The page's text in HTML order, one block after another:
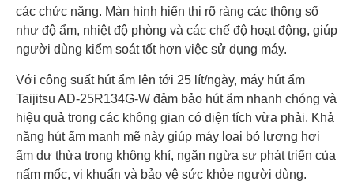
các chức năng. Màn hình hiển thị rõ ràng các thông số
như độ ẩm, nhiệt độ phòng và các chế độ hoạt động, giúp
người dùng kiểm soát tốt hơn việc sử dụng máy.
Với công suất hút ẩm lên tới 25 lít/ngày, máy hút ẩm
Taijitsu AD-25R134G-W đảm bảo hút ẩm nhanh chóng và
hiệu quả trong các không gian có diện tích vừa phải. Khả
năng hút ẩm mạnh mẽ này giúp máy loại bỏ lượng hơi
ẩm dư thừa trong không khí, ngăn ngừa sự phát triển của
nấm mốc, vi khuẩn và bảo vệ sức khỏe người dùng.